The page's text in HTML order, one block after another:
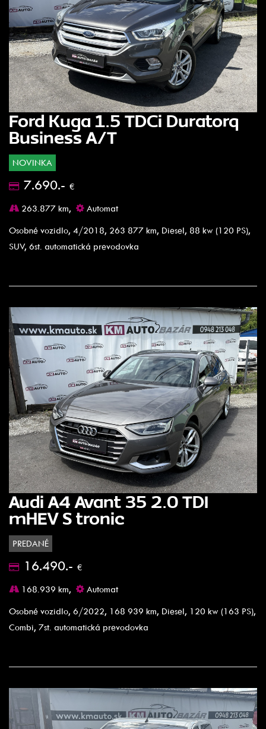
Ford Kuga 1.5 TDCi Duratorq
Business A/T
NOVINKA
7.690.- €
263.877 km,
Automat
Osobné vozidlo, 4/2018, 263 877 km, Diesel, 88 kw (120 PS),
SUV, 6st. automatická prevodovka
Audi A4 Avant 35 2.0 TDI
mHEV S tronic
PREDANÉ
16.490.- €
168.939 km,
Automat
Osobné vozidlo, 6/2022, 168 939 km, Diesel, 120 kw (163 PS),
Combi, 7st. automatická prevodovka